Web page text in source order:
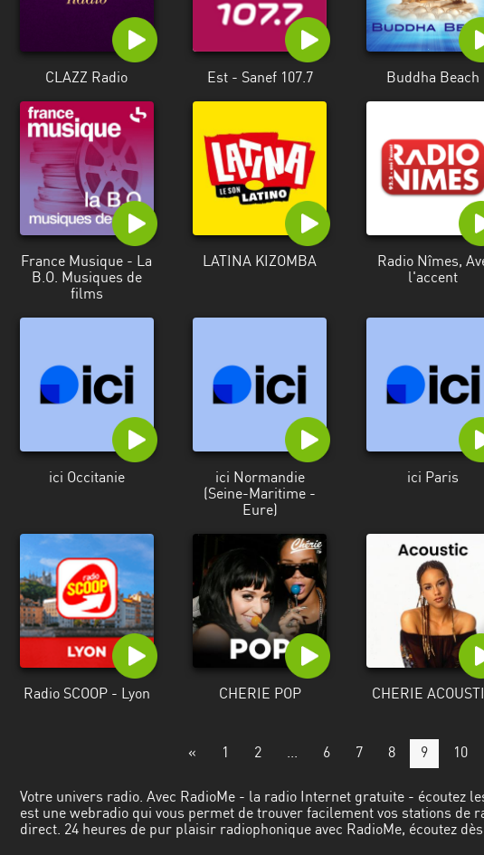
CLAZZ Radio Est - Sanef 107.7 Buddha Beach
France Musique - La
B.O. Musiques de
films
LATINA KIZOMBA
Radio Nîmes,
l'accent
ici Occitanie
ici Normandie
(Seine-Maritime -
Eure)
ici Paris
Radio SCOOP - Lyon CHERIE POP CHERIE
« 1 2 ... 6 7 8 9 10
Votre univers radio. Avec RadioMe - la radio Internet gratuite - écoutez
est une webradio qui vous permet de trouver facilement vos stations de
direct. 24 heures de pur plaisir radiophonique avec RadioMe, écoutez